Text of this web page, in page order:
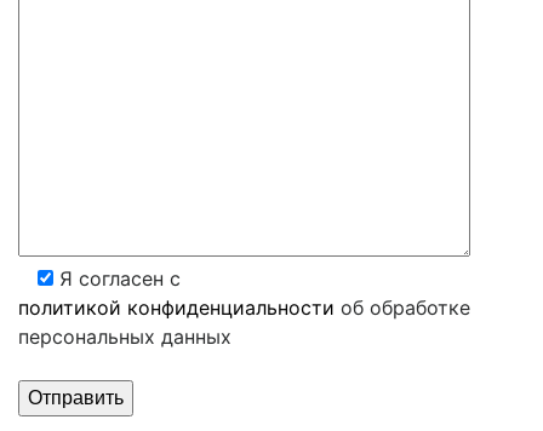
Я согласен с
политикой конфиденциальности об обработке
персональных данных